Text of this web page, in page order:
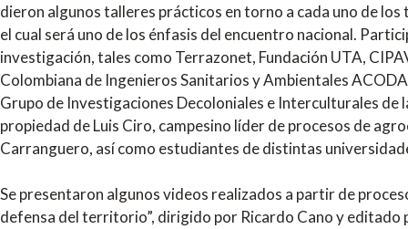
dieron algunos talleres prácticos en torno a cada uno de
el cual será uno de los énfasis del encuentro nacional.
investigación, tales como Terrazonet, Fundación UTA,
Colombiana de Ingenieros Sanitarios y Ambientales
Grupo de Investigaciones Decoloniales e Interculturales
propiedad de Luis Ciro, campesino líder de procesos de
Carranguero, así como estudiantes de distintas
Se presentaron algunos videos realizados a partir de
defensa del territorio”, dirigido por Ricardo Cano y editado